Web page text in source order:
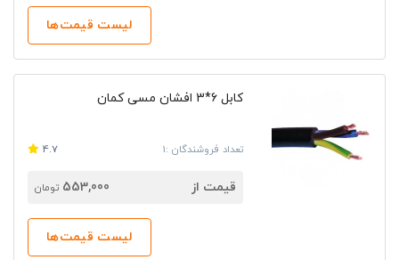
لیست قیمت‌ها
کابل 6*3 افشان مسی کمان
تعداد فروشندگان :1 4.7
قیمت از 553,000 تومان
لیست قیمت‌ها